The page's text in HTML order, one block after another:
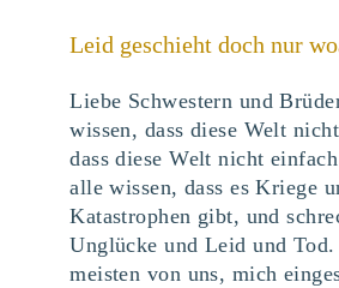
Leid geschieht doch nur
Liebe Schwestern und
wissen, dass diese Welt
dass diese Welt nicht
alle wissen, dass es Kriege
Katastrophen gibt, und
Unglücke und Leid und
meisten von uns, mich